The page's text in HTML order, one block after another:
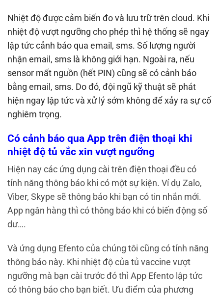
Nhiệt độ được cảm biến đo và lưu trữ trên cloud. Khi
nhiệt độ vượt ngưỡng cho phép thì hệ thống sẽ ngay
lập tức cảnh báo qua email, sms. Số lượng người
nhận email, sms là không giới hạn. Ngoài ra, nếu
sensor mất nguồn (hết PIN) cũng sẽ có cảnh báo
bằng email, sms. Do đó, đội ngũ kỹ thuật sẽ phát
hiện ngay lập tức và xử lý sớm không để xảy ra sự cố
nghiêm trọng.
Có cảnh báo qua App trên điện thoại khi
nhiệt độ tủ vắc xin vượt ngưỡng
Hiện nay các ứng dụng cài trên điện thoại đều có
tính năng thông báo khi có một sự kiện. Ví dụ Zalo,
Viber, Skype sẽ thông báo khi bạn có tin nhắn mới.
App ngân hàng thì có thông báo khi có biến động số
dư….
Và ứng dụng Efento của chúng tôi cũng có tính năng
thông báo này. Khi nhiệt độ của tủ vaccine vượt
ngưỡng mà bạn cài trước đó thì App Efento lập tức
có thông báo cho bạn biết. Ưu điểm của phương